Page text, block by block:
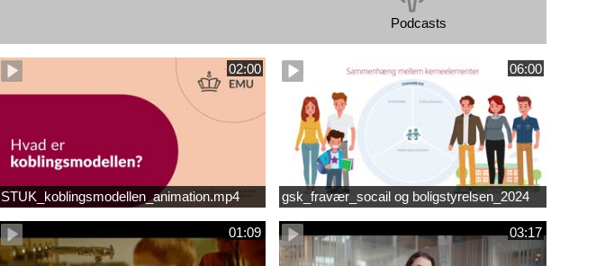
Podcasts
02:00
STUK_koblingsmodellen_animation.mp4
06:00
gsk_fravær_socail og boligstyrelsen_2024
01:09 03:17